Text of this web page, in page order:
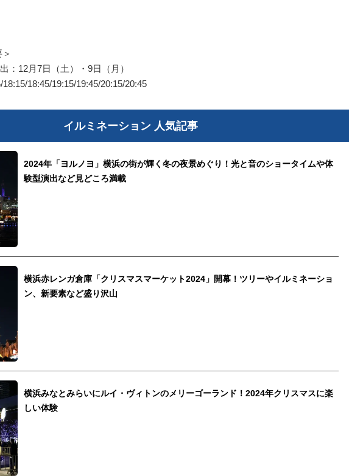
：12月7日（土）・9日（月）
18:45/19:15/19:45/20:15/20:45
イルミネーション 人気記事
2024年「ヨルノヨ」横浜の街が輝く冬の夜景めぐり！光と音のショータイムや体
験型演出など見どころ満載
横浜赤レンガ倉庫「クリスマスマーケット2024」開幕！ツリーやイルミネーショ
ン、新要素など盛り沢山
横浜みなとみらいにルイ・ヴィトンのメリーゴーランド！2024年クリスマスに楽
しい体験